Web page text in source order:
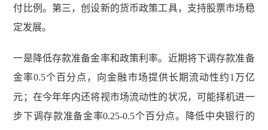
付比例。第三，创设新的货币政策工具，支持股票市场稳
定发展。
一是降低存款准备金率和政策利率。近期将下调存款准备
金率0.5个百分点，向金融市场提供长期流动性约1 万亿
元；在今年年内还将视市场流动性的状况，可能择机进一
步下调存款准备金率0.25-0.5个百分点。降低中央银行的